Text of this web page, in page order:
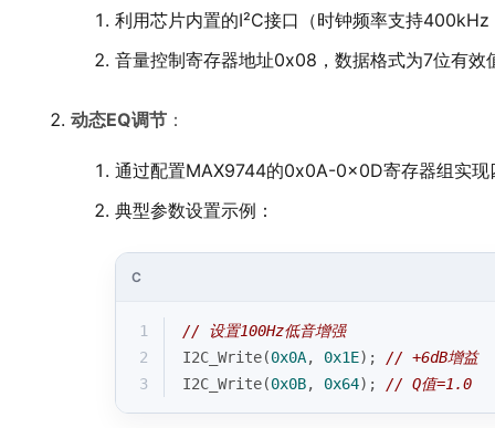
利用芯片内置的I²C接口（时钟频率支持
音量控制寄存器地址0x08，数据格式为7位有
动态EQ调节 ：
通过配置MAX9744的0x0A-0x0D寄存器组实现
典型参数设置示例：
C
1
// 设置100Hz低音增强
2
I2C_Write(0x0A, 0x1E); // +6dB增益
3
I2C_Write(0x0B, 0x64); // Q值=1.0